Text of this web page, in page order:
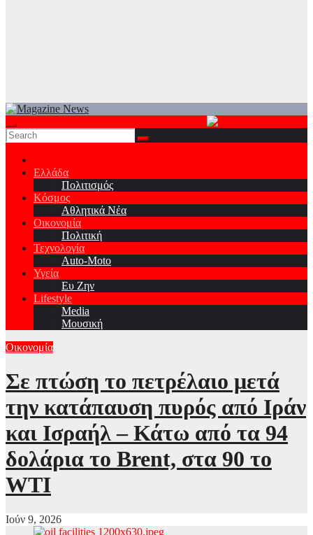
Ελλάδα
Πολιτισμός
Κόσμος
Αθλητικά Νέα
Οικονομία
Πολιτική
Τεχνολογία
Auto-Moto
Υγεία
Ευ Ζην
Lifestyle
Media
Μουσική
Οικονομία
Σε πτώση το πετρέλαιο μετά
την κατάπαυση πυρός από Ιράν
και Ισραήλ – Κάτω από τα 94
δολάρια το Brent, στα 90 το
WTI
Ιούν 9, 2026